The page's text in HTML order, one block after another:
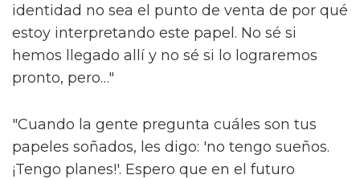
identidad no sea el punto de venta de por qué
estoy interpretando este papel. No sé si
hemos llegado allí y no sé si lo lograremos
pronto, pero…"
"Cuando la gente pregunta cuáles son tus
papeles soñados, les digo: 'no tengo sueños.
¡Tengo planes!'. Espero que en el futuro